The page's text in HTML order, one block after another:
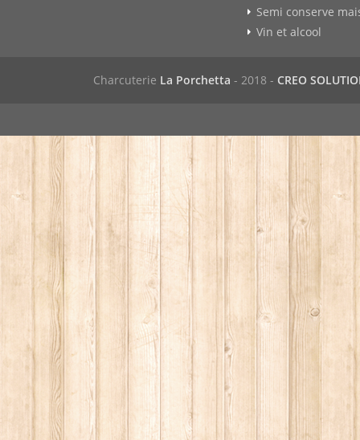
Semi conserve
Vin et alcool
Charcuterie La Porchetta - 2018 - CREO